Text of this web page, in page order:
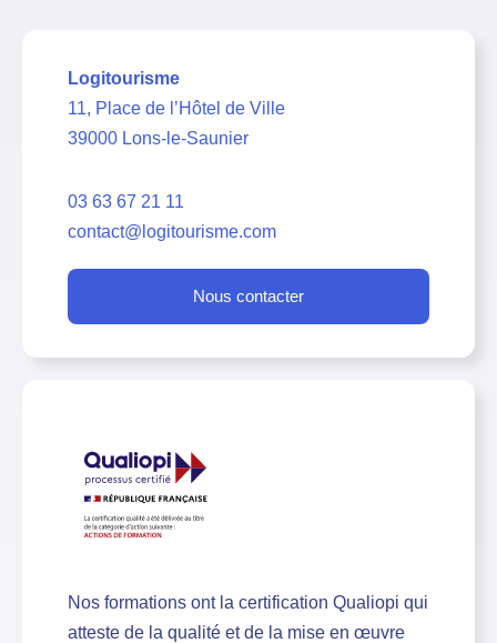
Logitourisme
11, Place de l’Hôtel de Ville
39000 Lons-le-Saunier
03 63 67 21 11
contact@logitourisme.com
Nous contacter
Nos formations ont la certification Qualiopi qui
atteste de la qualité et de la mise en œuvre